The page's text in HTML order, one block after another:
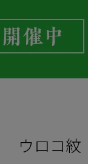
ウロコ紋